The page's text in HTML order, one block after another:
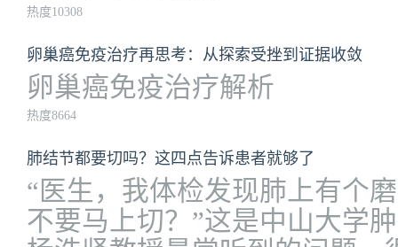
热度10308
卵巢癌免疫治疗再思考：从探索受挫到证据收敛
卵巢癌免疫治疗解析
热度8664
肺结节都要切吗？这四点告诉患者就够了
“医生，我体检发现肺上有个
不要马上切？”这是中山大学